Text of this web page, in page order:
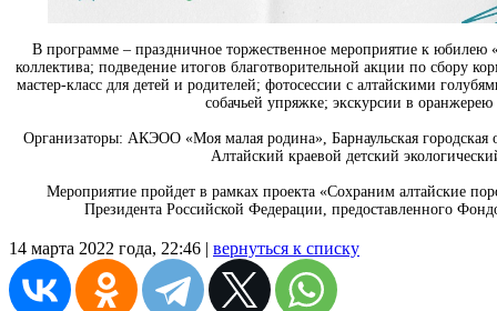
В программе – праздничное торжественное мероприятие к юбилею
коллектива; подведение итогов благотворительной акции по сбору
мастер-класс для детей и родителей; фотосессии с алтайскими
собачьей упряжке; экскурсии в
Организаторы: АКЭОО «Моя малая родина», Барнаульская городская
Алтайский краевой детский
Мероприятие пройдет в рамках проекта «Сохраним алтайские
Президента Российской Федерации, предоставленного
14 марта 2022 года, 22:46 | вернуться к списку